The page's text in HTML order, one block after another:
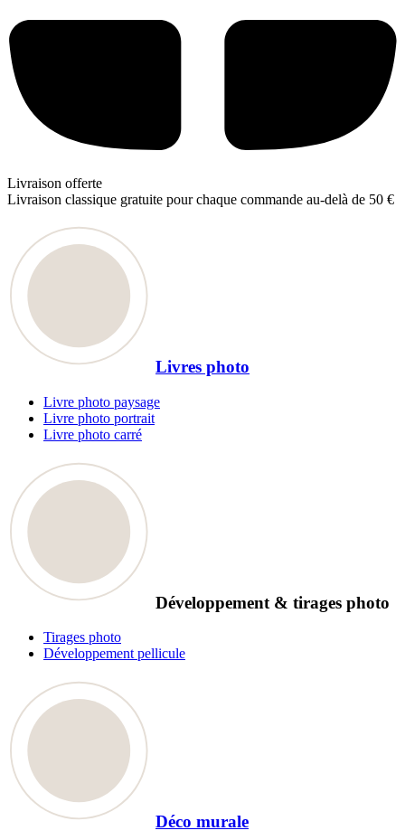
Livraison offerte
Livraison classique gratuite pour chaque commande au-delà de 50 €
Livres photo
Livre photo paysage
Livre photo portrait
Livre photo carré
Développement & tirages photo
Tirages photo
Développement pellicule
Déco murale